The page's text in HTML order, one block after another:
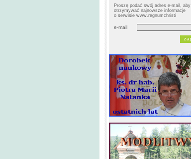
Proszę podać swój adres e-mail, aby
otrzymywać najnowsze informacje
o serwisie www.regnumchristi
e-mail